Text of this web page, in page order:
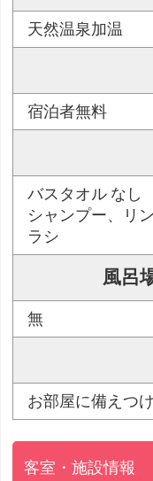
天然温泉加温
宿泊者無料
バスタオル なし
シャンプー、リ
ラシ
風呂
無
お部屋に備えつ
客室・施設情報